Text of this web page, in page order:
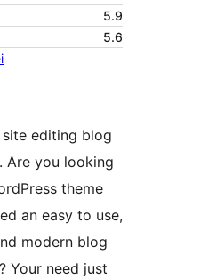
5.9
5.6
editing blog
Are you looking
theme
an easy to use,
modern blog
Your need just